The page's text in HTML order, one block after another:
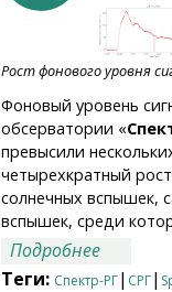
Рост фонового уровня
Фоновый уровень
обсерватории «
превысили
четырехкратный
солнечных вспышек,
вспышек, среди
Подробнее
Теги: Спектр-РГ| СРГ|